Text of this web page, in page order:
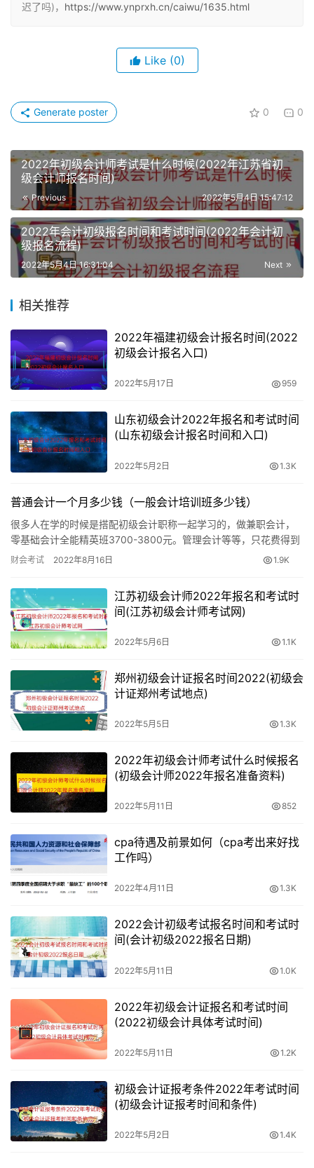
各省初会报名公告 2021年12月10日前，各省公布
全国会计资格评价网
准考证网上打印时间 2022年4月8日前，各省公布
考试时间
2022年5月7日至11日，5月14
日至15日
各省考生：敬请留意各省初级会计报名公告
础》。
《经济法基础》科目的考试时长为75分钟，《初级会计实
不能混用。
初级会计考试两个科目《初级会计实务》和《经济法基础》
考试都有四种题型，即单项选择题、多项选择题、判断题、
《初级会计实务》单选题24个，分值为36分；多选12个，
分值为24分；判断题为10个，分值10分；不定项选择15
个，分值30分。
经济法基础》单选题24个，分值36分；多选15个，分值30
分；判断10个，分值10分；不定项选择12个，分值24分。
迟了吗)， https://www.ynprxh.cn/caiwu/1635.html
Like (0)
0 0
Generate poster
2022年初级会计师考试是什么时候(2022年江苏省初
级会计师报名时间)
Previous 2022年5月4日 15:47:12
2022年会计初级报名时间和考试时间(2022年会计初
级报名流程)
Next
2022年5月4日 16:31:04
相关推荐
2022年福建初级会计报名时间(2022
初级会计报名入口)
2022年5月17日 959
山东初级会计2022年报名和考试时间
(山东初级会计报名时间和入口)
2022年5月2日 1.3K
普通会计一个月多少钱（一般会计培训班多少钱）
很多人在学的时候是搭配初级会计职称一起学习的，做兼职会计，
零基础会计全能精英班3700-3800元。管理会计等等，只花费得到
二百多吧）和参加培训。 让会计人员能够独立处理工作。考试…
财会考试 2022年8月16日 1.9K
江苏初级会计师2022年报名和考试时
间(江苏初级会计师考试网)
2022年5月6日 1.1K
郑州初级会计证报名时间2022(初级会
计证郑州考试地点)
2022年5月5日 1.3K
2022年初级会计师考试什么时候报名
(初级会计师2022年报名准备资料)
2022年5月11日 852
cpa待遇及前景如何（cpa考出来好找
工作吗）
2022年4月11日 1.3K
2022会计初级考试报名时间和考试时
间(会计初级2022报名日期)
2022年5月11日 1.0K
2022年初级会计证报名和考试时间
(2022初级会计具体考试时间)
2022年5月11日 1.2K
初级会计证报考条件2022年考试时间
(初级会计证报考时间和条件)
2022年5月2日 1.4K